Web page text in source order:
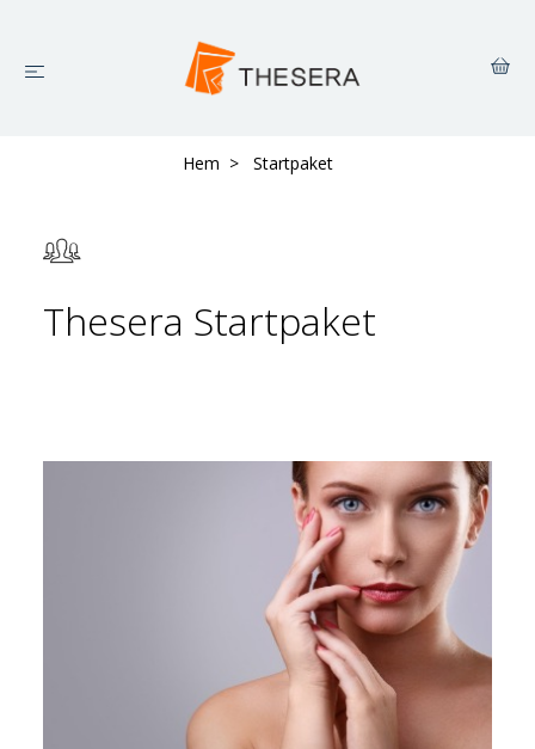
Hem Startpaket
Thesera Startpaket